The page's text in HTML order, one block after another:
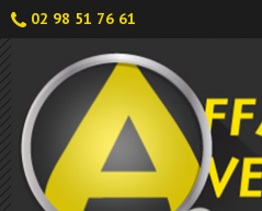
02 98 51 76 61